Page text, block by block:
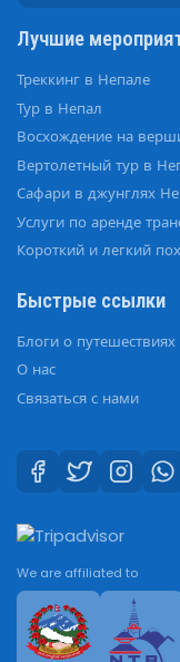
Лучшие
Треккинг в Непале
Тур в Непал
Восхождение на
Вертолетный тур в
Сафари в джунглях
Услуги по аренде
Короткий и легкий
Быстрые ссылки
Блоги о путешествиях
О нас
Связаться с нами
We are affiliated to